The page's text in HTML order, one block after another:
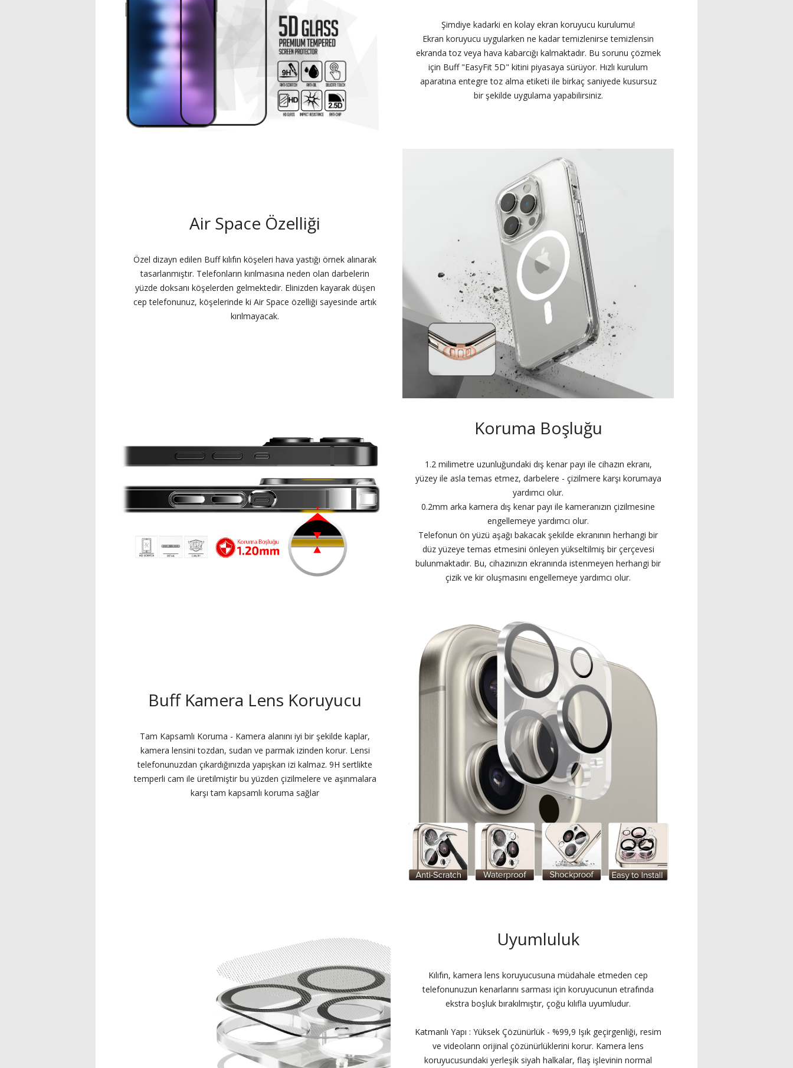
Şimdiye kadarki en kolay ekran koruyucu kurulumu!
Ekran koruyucu uygularken ne kadar temizlenirse temizlensin
ekranda toz veya hava kabarcığı kalmaktadır. Bu sorunu çözmek
için Buff "EasyFit 5D" kitini piyasaya sürüyor. Hızlı kurulum
aparatına entegre toz alma etiketi ile birkaç saniyede kusursuz
bir şekilde uygulama yapabilirsiniz.
Air Space Özelliği
Özel dizayn edilen Buff kılıfın köşeleri hava yastığı örnek alınarak
tasarlanmıştır. Telefonların kırılmasına neden olan darbelerin
yüzde doksanı köşelerden gelmektedir. Elinizden kayarak düşen
cep telefonunuz, köşelerinde ki Air Space özelliği sayesinde artık
kırılmayacak.
Koruma Boşluğu
1.2 milimetre uzunluğundaki dış kenar payı ile cihazın ekranı,
yüzey ile asla temas etmez, darbelere - çizilmere karşı korumaya
yardımcı olur.
0.2mm arka kamera dış kenar payı ile kameranızın çizilmesine
engellemeye yardımcı olur.
Telefonun ön yüzü aşağı bakacak şekilde ekranının herhangi bir
düz yüzeye temas etmesini önleyen yükseltilmiş bir çerçevesi
bulunmaktadır. Bu, cihazınızın ekranında istenmeyen herhangi bir
çizik ve kir oluşmasını engellemeye yardımcı olur.
Buff Kamera Lens Koruyucu
Tam Kapsamlı Koruma - Kamera alanını iyi bir şekilde kaplar,
kamera lensini tozdan, sudan ve parmak izinden korur. Lensi
telefonunuzdan çıkardığınızda yapışkan izi kalmaz. 9H sertlikte
temperli cam ile üretilmiştir bu yüzden çizilmelere ve aşınmalara
karşı tam kapsamlı koruma sağlar
Uyumluluk
Kılıfın, kamera lens koruyucusuna müdahale etmeden cep
telefonunuzun kenarlarını sarması için koruyucunun etrafında
ekstra boşluk bırakılmıştır, çoğu kılıfla uyumludur.
Katmanlı Yapı : Yüksek Çözünürlük - %99,9 Işık geçirgenliği, resim
ve videoların orijinal çözünürlüklerini korur. Kamera lens
koruyucusundaki yerleşik siyah halkalar, flaş işlevinin normal